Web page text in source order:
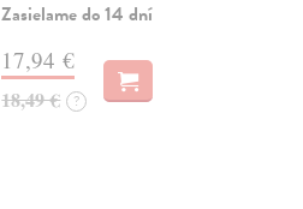
Zasielame do 14 dní
17,94 €
18,49 € ?